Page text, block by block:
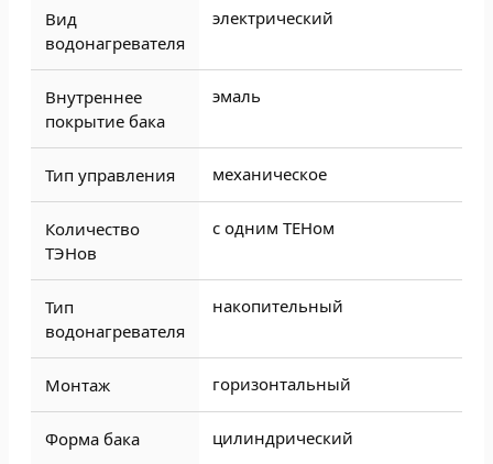
Вид
водонагревателя
электрический
Внутреннее
покрытие бака
эмаль
Тип управления механическое
Количество
ТЭНов
с одним ТЕНом
Тип
водонагревателя
накопительный
Монтаж горизонтальный
Форма бака цилиндрический